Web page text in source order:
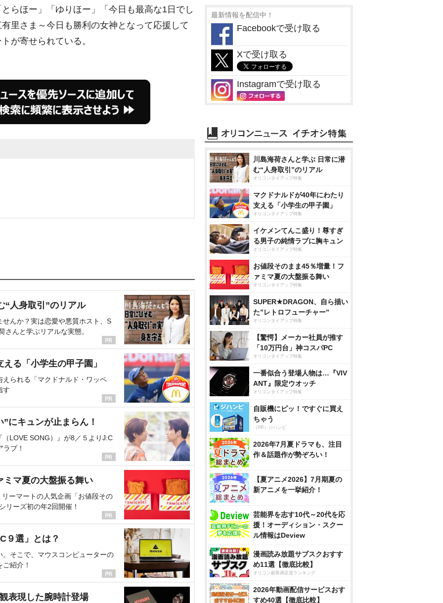
t
らほー」「ゆりほー」「今日も最高な1日でし
里さま～今日も勝利の女神となって応援して
が寄せられている。
“人身取引”のリアル
んか？実は恋愛や悪質ホスト、S
さんと学ぶリアルな実態。
る「小学生の甲子園」
られる「マクドナルド・ワッペ
す
にキュンが止まらん！
LOVE SONG）』が8／５よりJ:C
ブ！
ミマ夏の大盤振る舞い
ーマートの人気企画「お値段その
リーズ初の年2回開催！
９選」とは？
そこで、マウスコンピューターの
紹介！
表現した腕時計登場
最新情報を配信中！
Facebookで受け取る
Xで受け取る
Instagramで受け取る
川島海荷さんと学ぶ 日常に潜
む“人身取引”のリアル
オリコンタイアップ特集
マクドナルドが40年にわたり
支える「小学生の甲子園」
オリコンタイアップ特集
イケメンてんこ盛り！尊すぎ
る男子の純情ラブに胸キュン
オリコンタイアップ特集
お値段そのまま45％増量！フ
ァミマ夏の大盤振る舞い
オリコンタイアップ特集
SUPER★DRAGON、自ら描い
た”レトロフューチャー”
オリコンタイアップ特集
【驚愕】メーカー社員が推す
「10万円台」神コスパPC
オリコンタイアップ特集
一番似合う登場人物は…『VIV
ANT』限定ウオッチ
オリコンタイアップ特集
自販機にピッ！ですぐに買え
ちゃう
（PR）ジハンピ
2026年7月夏ドラマも、注目
作＆話題作が勢ぞろい！
【夏アニメ2026】7月期夏の
新アニメを一挙紹介！
芸能界を志す10代～20代を応
援！オーディション・スクー
ル情報はDeview
漫画読み放題サブスクおすす
め11選【徹底比較】
オリコン顧客満足度ランキング
2026年動画配信サービスおす
すめ40選【徹底比較】